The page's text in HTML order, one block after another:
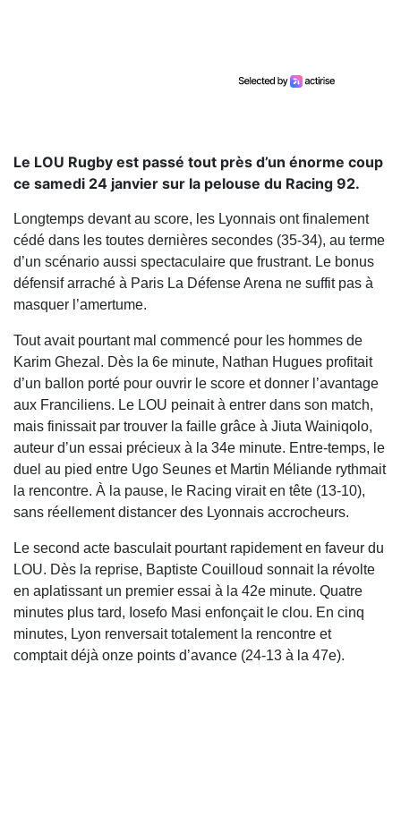
Le LOU Rugby est passé tout près d’un énorme coup
ce samedi 24 janvier sur la pelouse du Racing 92.
Longtemps devant au score, les Lyonnais ont finalement
cédé dans les toutes dernières secondes (35-34), au terme
d’un scénario aussi spectaculaire que frustrant. Le bonus
défensif arraché à Paris La Défense Arena ne suffit pas à
masquer l’amertume.
Tout avait pourtant mal commencé pour les hommes de
Karim Ghezal. Dès la 6e minute, Nathan Hugues profitait
d’un ballon porté pour ouvrir le score et donner l’avantage
aux Franciliens. Le LOU peinait à entrer dans son match,
mais finissait par trouver la faille grâce à Jiuta Wainiqolo,
auteur d’un essai précieux à la 34e minute. Entre-temps, le
duel au pied entre Ugo Seunes et Martin Méliande rythmait
la rencontre. À la pause, le Racing virait en tête (13-10),
sans réellement distancer des Lyonnais accrocheurs.
Le second acte basculait pourtant rapidement en faveur du
LOU. Dès la reprise, Baptiste Couilloud sonnait la révolte
en aplatissant un premier essai à la 42e minute. Quatre
minutes plus tard, Iosefo Masi enfonçait le clou. En cinq
minutes, Lyon renversait totalement la rencontre et
comptait déjà onze points d’avance (24-13 à la 47e).